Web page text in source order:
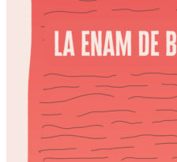
Cátedra Bailable
Más